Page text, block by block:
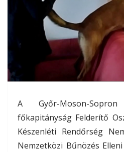
A Győr-Moson-
főkapitányság Felderítő
Készenléti Rendőrség
Nemzetközi Bűnözés